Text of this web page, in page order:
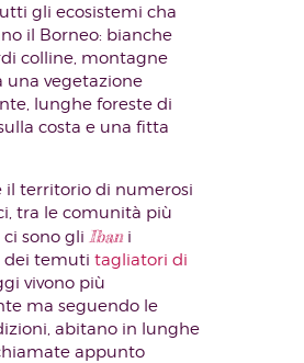
gli ecosistemi cha
il Borneo: bianche
colline, montagne
una vegetazione
lunghe foreste di
costa e una fitta
il territorio di numerosi
tra le comunità più
sono gli Ibani
dei temuti tagliatori di
vivono più
ma seguendo le
abitano in lunghe
appunto